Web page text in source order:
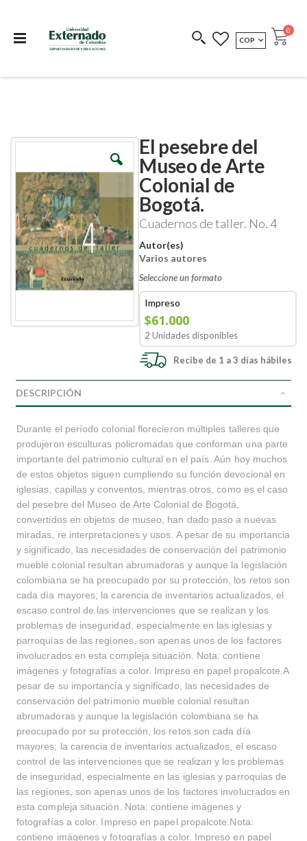
COEDICIONES REDIMIR CÓDIGO
MONEDA
COP Cart
0
El pesebre del
Museo de Arte
Colonial de
Bogotá.
Cuadernos de taller. No. 4
Autor(es)
Varios autores
Seleccione un formato
Impreso
$61.000
2 Unidades disponibles
Recibe de 1 a 3 días hábiles
Skip
end
the
images
gallery
Skip
beginning
the
images
gallery
DESCRIPCIÓN
Durante el período colonial florecieron múltiples talleres que
produjeron esculturas policromadas que conforman una parte
importante del patrimonio cultural en el país. Aún hoy muchos
de estos objetos siguen cumpliendo su función devocional en
iglesias, capillas y conventos, mientras otros, como es el caso
del pesebre del Museo de Arte Colonial de Bogotá,
convertidos en objetos de museo, han dado paso a nuevas
miradas, re interpretaciones y usos. A pesar de su importancia
y significado, las necesidades de conservación del patrimonio
mueble colonial resultan abrumadoras y aunque la legislación
colombiana se ha preocupado por su protección, los retos son
cada día mayores; la carencia de inventarios actualizados, el
escaso control de las intervenciones que se realizan y los
problemas de inseguridad, especialmente en las iglesias y
parroquias de las regiones, son apenas unos de los factores
involucrados en esta compleja situación. Nota: contiene
imágenes y fotografías a color. Impreso en papel propalcote.A
pesar de su importancia y significado, las necesidades de
conservación del patrimonio mueble colonial resultan
abrumadoras y aunque la legislación colombiana se ha
preocupado por su protección, los retos son cada día
mayores; la carencia de inventarios actualizados, el escaso
control de las intervenciones que se realizan y los problemas
de inseguridad, especialmente en las iglesias y parroquias de
las regiones, son apenas unos de los factores involucrados en
esta compleja situación. Nota: contiene imágenes y
fotografías a color. Impreso en papel propalcote.Nota:
contiene imágenes y fotografías a color. Impreso en papel